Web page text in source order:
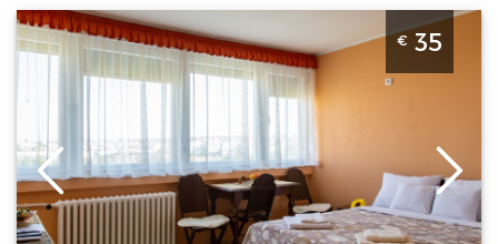
Studio Apartman Studio Meda Beograd Vozdovac
Beograd
Beograd
Adresa:
Radovana Simica
Cige 18
Cena
Gosti:2
Kvadratura :
m2
Struktura :
Studio
€ 35